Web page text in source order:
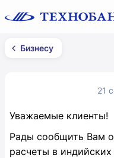
Бизнесу
21
Уважаемые клиенты!
Рады сообщить Вам
расчеты в